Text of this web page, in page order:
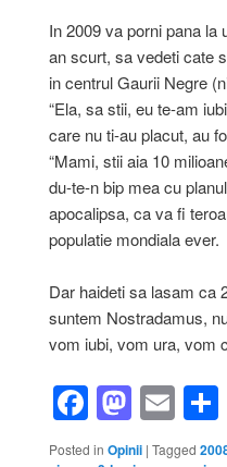
In 2009 va porni pana
an scurt, sa vedeti cate
in centrul Gaurii Negre
“Ela, sa stii, eu te-am
care nu ti-au placut, au
“Mami, stii aia 10
du-te-n bip mea cu
apocalipsa, ca va fi
populatie mondiala ever.
Dar haideti sa lasam ca
suntem Nostradamus,
vom iubi, vom ura, vom
Facebook
Posted in Opinii | Tagged